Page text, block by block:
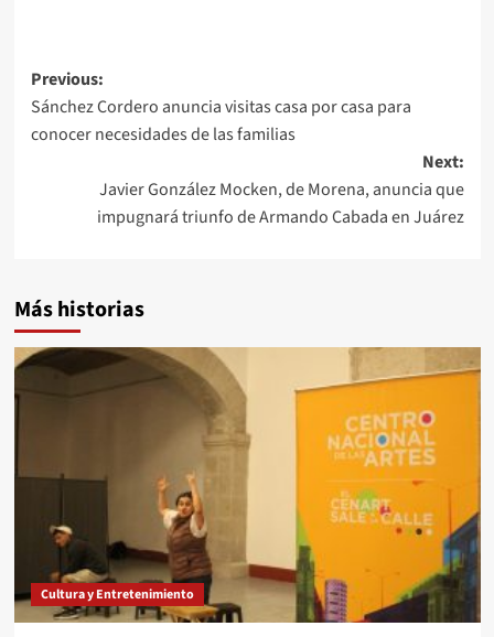
Post
navigation
Previous:
Sánchez Cordero anuncia visitas casa por casa para
conocer necesidades de las familias
Next:
Javier González Mocken, de Morena, anuncia que
impugnará triunfo de Armando Cabada en Juárez
Más historias
Cultura y Entretenimiento